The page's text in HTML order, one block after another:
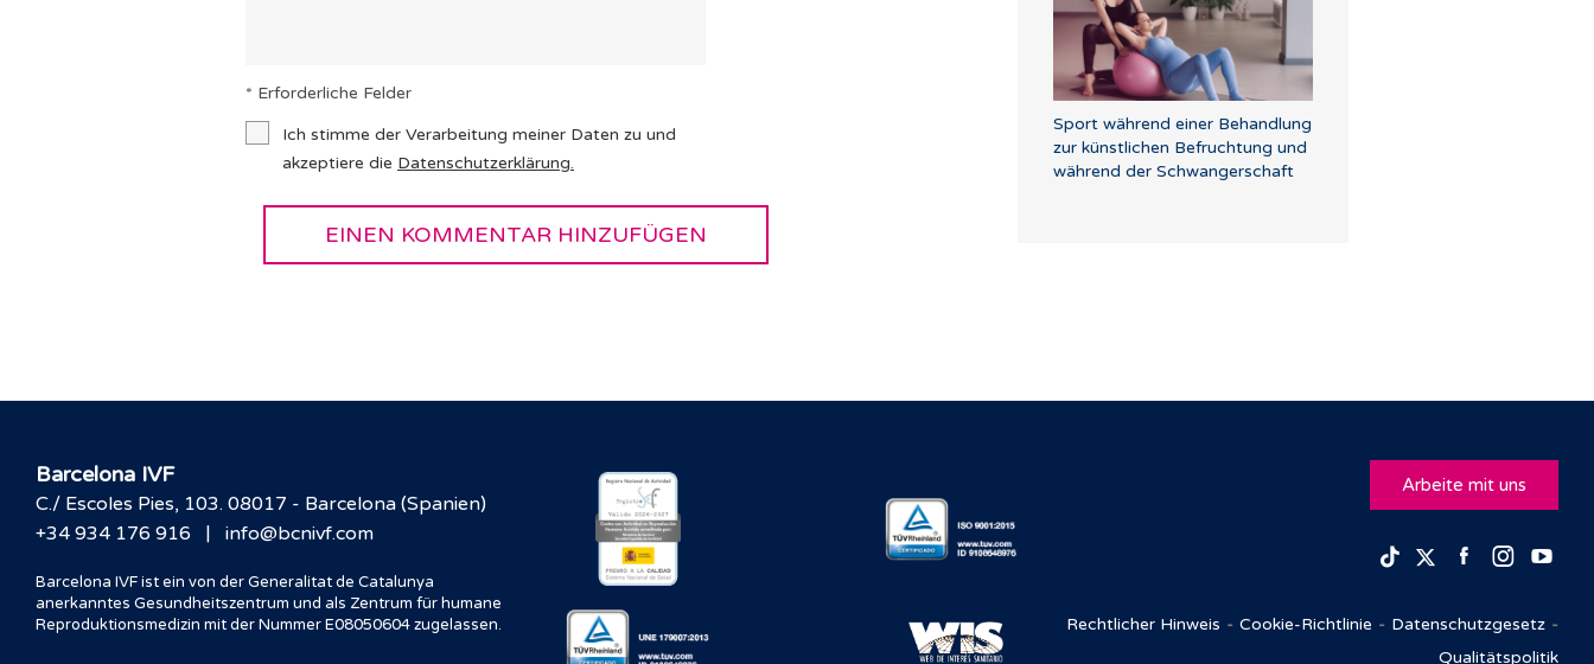
* Erforderliche Felder
Ich stimme der Verarbeitung meiner Daten zu und
akzeptiere die Datenschutzerklärung.
Sport während einer Behandlung
zur künstlichen Befruchtung und
während der Schwangerschaft
Barcelona IVF
C./ Escoles Pies, 103. 08017 - Barcelona (Spanien)
+34 934 176 916
| info@bcnivf.com
Barcelona IVF ist ein von der Generalitat de Catalunya
anerkanntes Gesundheitszentrum und als Zentrum für humane
Reproduktionsmedizin mit der Nummer E08050604 zugelassen.
Arbeite mit uns
TikTokTwitterFacebook
Rechtlicher Hinweis Cookie-Richtlinie
Datenschutzgesetz
Qualitätspolitik